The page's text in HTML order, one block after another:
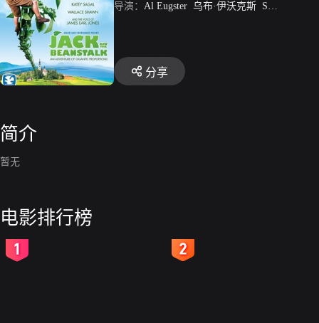
导演： Al Eugster 乌布·伊沃克斯 Shamus Culhane
分享
简介
暂无
电影排行榜